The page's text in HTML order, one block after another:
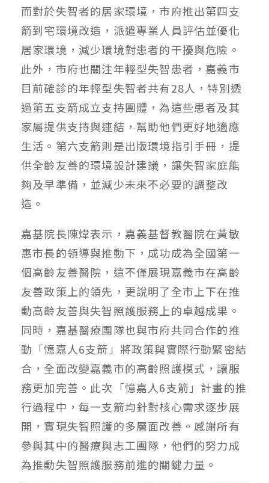
而對於失智者的居家環境，市府推出第四支
箭到宅環境改造，派遣專業人員評估並優化
居家環境，減少環境對患者的干擾與危險。
此外，市府也關注年輕型失智患者，嘉義市
目前確診的年輕型失智者共有28人，特別透
過第五支箭成立支持團體，為這些患者及其
家屬提供支持與連結，幫助他們更好地適應
生活。第六支箭則是出版環境指引手冊，提
供全齡友善的環境設計建議，讓失智家庭能
夠及早準備，並減少未來不必要的調整改
造。
嘉基院長陳煒表示，嘉義基督教醫院在黃敏
惠市長的領導與推動下，成功成為全國第一
個高齡友善醫院，這不僅展現嘉義市在高齡
友善政策上的領先，更說明了全市上下在推
動高齡友善與失智照護服務上的卓越成果。
同時，嘉基醫療團隊也與市府共同合作的推
動「憶嘉人6支箭」將政策與實際行動緊密結
合，全面改變嘉義市的高齡照護模式，讓服
務更加完善。此次「憶嘉人6支箭」計畫的推
行過程中，每一支箭均針對核心需求逐步展
開，實現失智照護的多層面改善。感謝所有
參與其中的醫療與志工團隊，他們的努力成
為推動失智照護服務前進的關鍵力量。